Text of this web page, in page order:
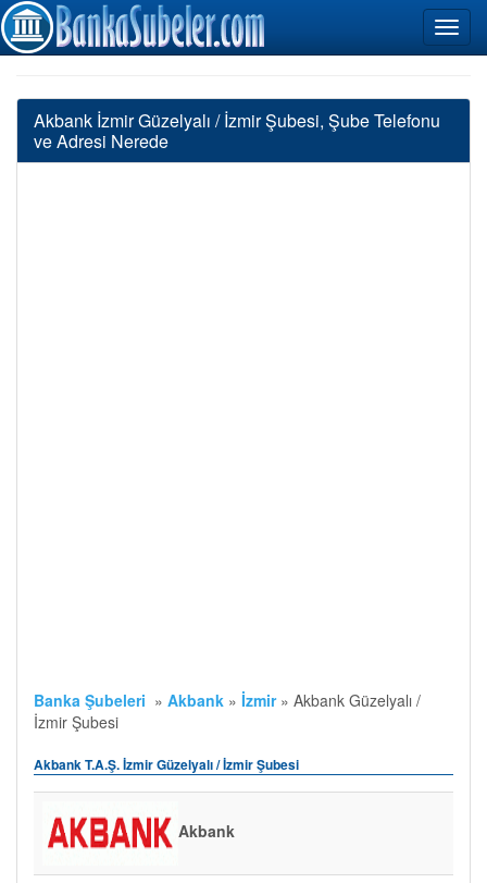
Akbank İzmir Güzelyalı / İzmir Şubesi, Şube Telefonu
ve Adresi Nerede
Banka Şubeleri » Akbank » İzmir » Akbank Güzelyalı /
İzmir Şubesi
Akbank T.A.Ş. İzmir Güzelyalı / İzmir Şubesi
Akbank